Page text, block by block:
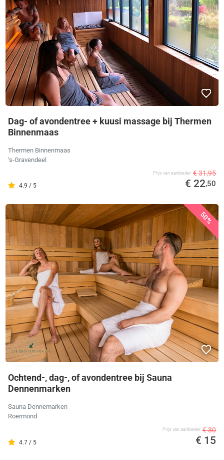
Dag- of avondentree + kuusi massage bij Thermen
Binnenmaas
Thermen Binnenmaas
‘s-Gravendeel
4.9 / 5
Prijs van aanbieder € 31,95
€ 22,50
50%
Ochtend-, dag-, of avondentree bij Sauna
Dennenmarken
Sauna Dennemarken
Roermond
4.7 / 5
Prijs van aanbieder € 30
€ 15